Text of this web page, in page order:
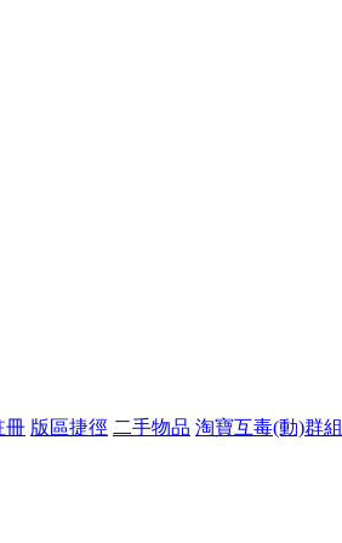
冊 版區捷徑 二手物品 淘寶互毒(動)群組